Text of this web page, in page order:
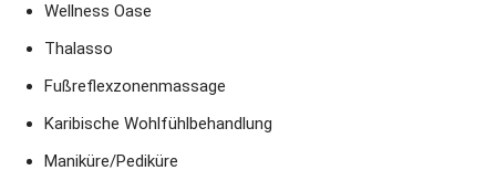
Wellness Oase
Thalasso
Fußreflexzonenmassage
Karibische Wohlfühlbehandlung
Maniküre/Pediküre